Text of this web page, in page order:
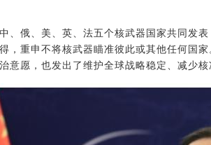
、俄、美、英、法五个核武器国家共同发
，重申不将核武器瞄准彼此或其他任何国
意愿，也发出了维护全球战略稳定、减少核